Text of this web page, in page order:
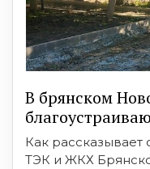
В брянском
Как
ТЭК и ЖКХ